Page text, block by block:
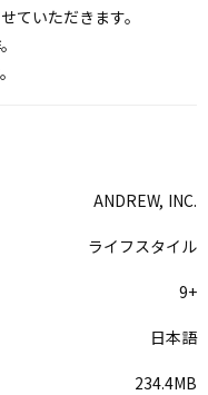
ていただきます。
ANDREW, INC.
ライフスタイル
9+
日本語
234.4MB